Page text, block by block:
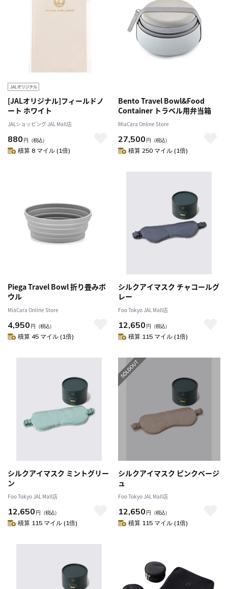
[JALオリジナル]フィールドノ
ート ホワイト
JALショッピング JAL Mall店
880 円 （税込）
積算 8 マイル (1倍)
Bento Travel Bowl&Food
Container トラベル用弁当箱
MiaCara Online Store
27,500 円 （税込）
積算 250 マイル (1倍)
Piega Travel Bowl 折り畳みボ
ウル
MiaCara Online Store
4,950 円 （税込）
積算 45 マイル (1倍)
シルクアイマスク チャコールグ
レー
Foo Tokyo JAL Mall店
12,650 円 （税込）
積算 115 マイル (1倍)
シルクアイマスク ミントグリー
ン
Foo Tokyo JAL Mall店
12,650 円 （税込）
積算 115 マイル (1倍)
シルクアイマスク ピンクベージ
ュ
Foo Tokyo JAL Mall店
12,650 円 （税込）
積算 115 マイル (1倍)